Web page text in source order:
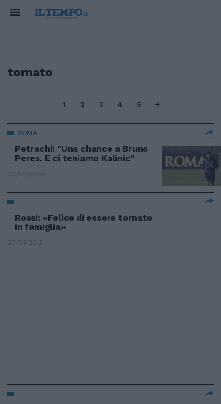
tornato
1 2 3 4 5
ROMA
Petrachi: "Una chance a Bruno
Peres. E ci teniamo Kalinic"
03/01/2020
Rossi: «Felice di essere tornato
in famiglia»
27/01/2013